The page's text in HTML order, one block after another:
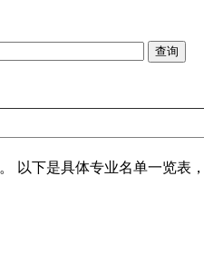
。 以下是具体专业名单一览表